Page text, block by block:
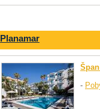
Planamar
-